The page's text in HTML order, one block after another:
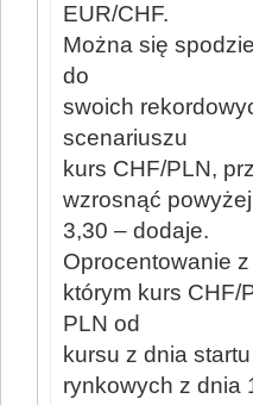
EUR/CHF.
Można się
do
swoich
scenariuszu
kurs CHF/PLN,
wzrosnąć powyżej
3,30 – dodaje.
Oprocentowanie
którym kurs CHF/
PLN od
kursu z dnia
rynkowych z dnia